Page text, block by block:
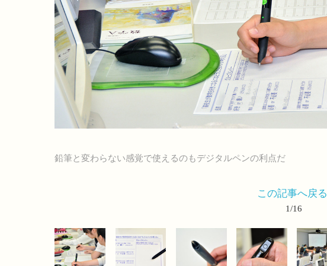
鉛筆と変わらない感覚で使えるのもデジタルペンの利点だ
この記事へ戻る
1/16